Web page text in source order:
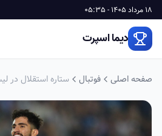
18 مرداد 1405 - 05:35
دیما اسپرت
صفحه اصلی فوتبال ستاره استقلال